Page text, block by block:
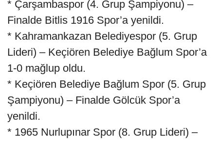
* Çarşambaspor (4. Grup Şampiyonu) –
Finalde Bitlis 1916 Spor’a yenildi.
* Kahramankazan Belediyespor (5. Grup
Lideri) – Keçiören Belediye Bağlum Spor’a
1-0 mağlup oldu.
* Keçiören Belediye Bağlum Spor (5. Grup
Şampiyonu) – Finalde Gölcük Spor’a
yenildi.
* 1965 Nurlupınar Spor (8. Grup Lideri) –